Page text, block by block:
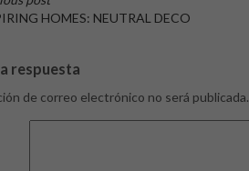
HOMES: NEUTRAL DECO
respuesta
de correo electrónico no será publicada.